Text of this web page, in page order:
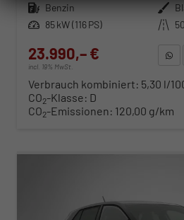
Kraftstoff Benzin Außenfarbe
Leistung 85 kW (116 PS) Kilometerstand
23.990,– €
incl. 19% MwSt.
Verbrauch kombiniert: 5,30 l/
CO2-Klasse: D
CO2-Emissionen: 120,00 g/km